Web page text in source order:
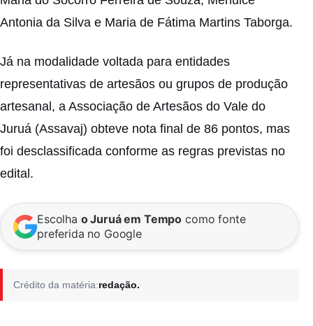
Antonia da Silva e Maria de Fátima Martins Taborga.
Já na modalidade voltada para entidades
representativas de artesãos ou grupos de produção
artesanal, a Associação de Artesãos do Vale do
Juruá (Assavaj) obteve nota final de 86 pontos, mas
foi desclassificada conforme as regras previstas no
edital.
Escolha o Juruá em Tempo como fonte
preferida no Google
Crédito da matéria:redação.